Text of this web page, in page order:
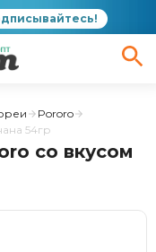
Pororo
54гр
со вкусом